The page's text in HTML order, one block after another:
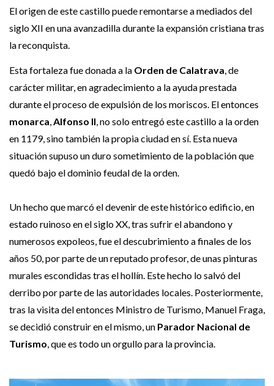
El origen de este castillo puede remontarse a mediados del
siglo XII en una avanzadilla durante la expansión cristiana tras
la reconquista.
Estafortaleza fue donada a la Orden de Calatrava, de
carácter militar, en agradecimiento a la ayuda prestada
durante el proceso de expulsión de los moriscos. El entonces
monarca,Alfonso II, no solo entregó este castillo a la orden
en 1179, sino también la propia ciudad en sí. Esta nueva
situación supuso un duro sometimiento de la población que
quedó bajo el dominio feudal de la orden.
Un hecho que marcó el devenir de este histórico edificio, en
estado ruinoso en el siglo XX, tras sufrir el abandono y
numerosos expoleos, fue el descubrimiento a finales de los
años 50, por parte de un reputado profesor, de unas pinturas
murales escondidas tras el hollín. Este hecho lo salvó del
derribo por parte de las autoridades locales. Posteriormente,
tras la visita del entonces Ministro de Turismo, Manuel Fraga,
se decidió construir en el mismo, un Parador Nacional de
Turismo, que es todo un orgullo para la provincia.